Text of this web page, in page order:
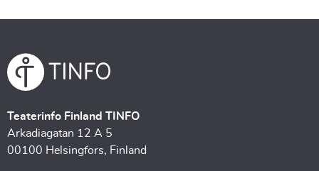
Teaterinfo Finland TINFO
Arkadiagatan 12 A 5
00100 Helsingfors, Finland